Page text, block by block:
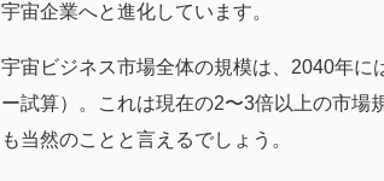
宇宙企業へと進化しています。
宇宙ビジネス市場全体の規模は、2040年に
ー試算）。これは現在の2〜3倍以上の市場
も当然のことと言えるでしょう。